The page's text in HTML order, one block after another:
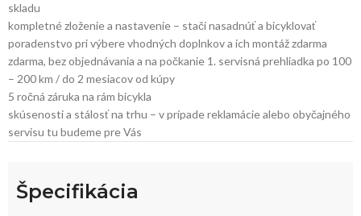
skladu
kompletné zloženie a nastavenie – stačí nasadnúť a bicyklovať
poradenstvo pri výbere vhodných doplnkov a ich montáž zdarma
zdarma, bez objednávania a na počkanie 1. servisná prehliadka po 100
– 200 km / do 2 mesiacov od kúpy
5 ročná záruka na rám bicykla
skúsenosti a stálosť na trhu – v prípade reklamácie alebo obyčajného
servisu tu budeme pre Vás
Špecifikácia